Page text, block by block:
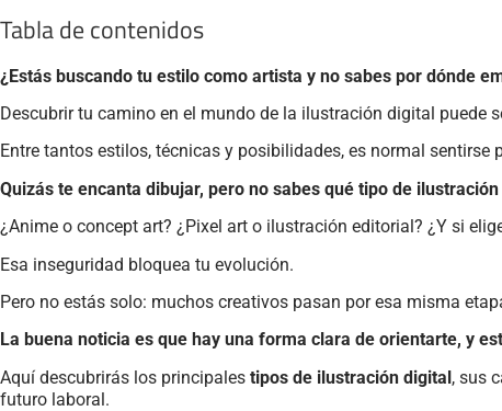
Tabla de contenidos
¿Estás buscando tu estilo como artista y no sabes por dónde
Descubrir tu camino en el mundo de la ilustración digital puede
Entre tantos estilos, técnicas y posibilidades, es normal sentirse
Quizás te encanta dibujar, pero no sabes qué tipo de
¿Anime o concept art? ¿Pixel art o ilustración editorial? ¿Y si
Esa inseguridad bloquea tu evolución.
Pero no estás solo: muchos creativos pasan por esa misma
La buena noticia es que hay una forma clara de orientarte, y
Aquí descubrirás los principales tipos de ilustración digital, sus
futuro laboral.